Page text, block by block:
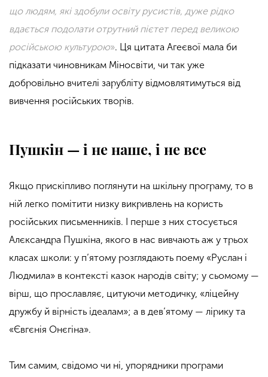
що людям, які здобули освіту русистів, дуже рідко
вдається подолати отрутний пієтет перед великою
російською культурою». Ця цитата Агеєвої мала би
підказати чиновникам Міносвіти, чи так уже
добровільно вчителі зарубліту відмовлятимуться від
вивчення російських творів.
Пушкін —і не наше, і не все
Якщо прискіпливо поглянути на шкільну програму, то в
ній легко помітити низку викривлень на користь
російських письменників. І перше з них стосується
Алєксандра Пушкіна, якого в нас вивчають аж у трьох
класах школи: у п’ятому розглядають поему «Руслан і
Людмила» в контексті казок народів світу; у сьомому —
вірш, що прославляє, цитуючи методичку, «ліцейну
дружбу й вірність ідеалам»; а в дев’ятому — лірику та
«Євгєнія Онєгіна».
Тим самим, свідомо чи ні, упорядники програми